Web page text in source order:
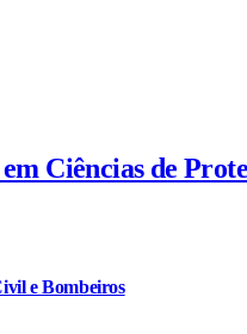
Ciências de
e Bombeiros